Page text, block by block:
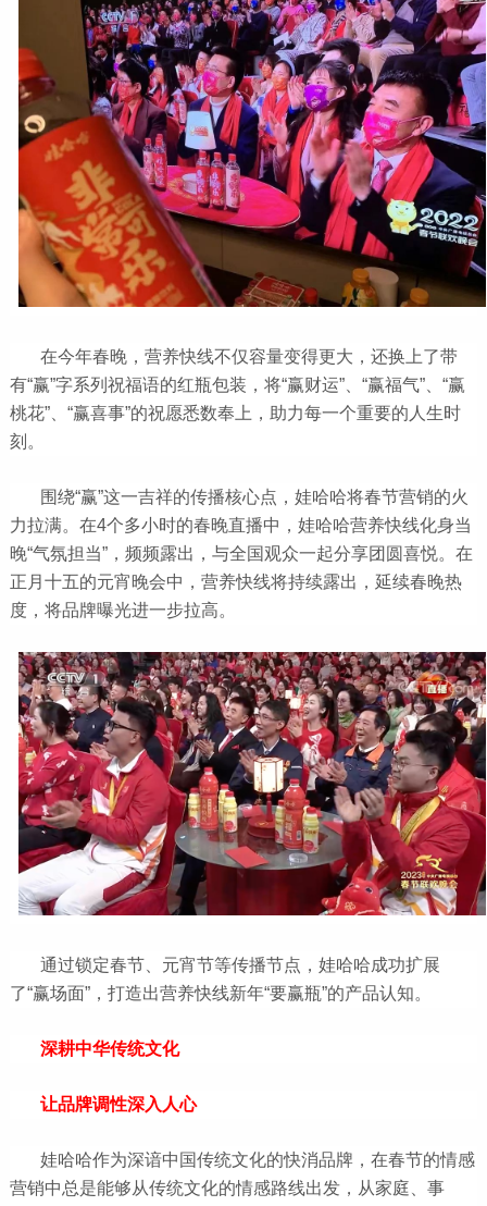
在今年春晚，营养快线不仅容量变得更大，还换上了带
有“赢”字系列祝福语的红瓶包装，将“赢财运”、“赢福气”、“赢
桃花”、“赢喜事”的祝愿悉数奉上，助力每一个重要的人生时
刻。
围绕“赢”这一吉祥的传播核心点，娃哈哈将春节营销的火
力拉满。在4个多小时的春晚直播中，娃哈哈营养快线化身当
晚“气氛担当”，频频露出，与全国观众一起分享团圆喜悦。在
正月十五的元宵晚会中，营养快线将持续露出，延续春晚热
度，将品牌曝光进一步拉高。
通过锁定春节、元宵节等传播节点，娃哈哈成功扩展
了“赢场面”，打造出营养快线新年“要赢瓶”的产品认知。
深耕中华传统文化
让品牌调性深入人心
娃哈哈作为深谙中国传统文化的快消品牌，在春节的情感
营销中总是能够从传统文化的情感路线出发，从家庭、事